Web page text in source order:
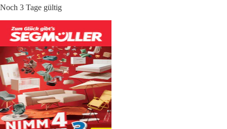
Noch 3 Tage gültig